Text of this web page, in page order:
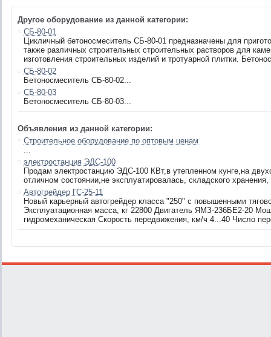
Другое оборудование из данной категории:
СБ-80-01
Цикличный бетоносмеситель СБ-80-01 предназначены для
также различных строительных строительных растворов для
изготовления строительных изделий и тротуарной плитки.
СБ-80-02
Бетоносмеситель СБ-80-02...
СБ-80-03
Бетоносмеситель СБ-80-03...
Объявления из данной категории:
Строительное оборудование по оптовым ценам
...
электростанция ЭДС-100
Продам электростанцию ЭДС-100 КВт,в утепленном кунге,на
отличном состоянии,не эксплуатировалась, складского
Автогрейдер ГС-25-11
Новый карьерный автогрейдер класса "250" с повышенными
Эксплуатационная масса, кг 22800 Двигатель ЯМЗ-236БЕ2-20
гидромеханическая Скорость передвижения, км/ч 4...40 Число